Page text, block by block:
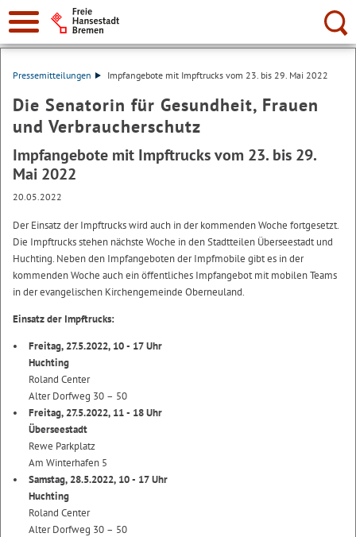
Suche:
Pressemitteilungen Impfangebote mit Impftrucks vom 23. bis 29. Mai 2022
Die Senatorin für Gesundheit, Frauen
und Verbraucherschutz
Impfangebote mit Impftrucks vom 23. bis 29.
Mai 2022
20.05.2022
Der Einsatz der Impftrucks wird auch in der kommenden Woche fortgesetzt.
Die Impftrucks stehen nächste Woche in den Stadtteilen Überseestadt und
Huchting. Neben den Impfangeboten der Impfmobile gibt es in der
kommenden Woche auch ein öffentliches Impfangebot mit mobilen Teams
in der evangelischen Kirchengemeinde Oberneuland.
Einsatz der Impftrucks:
Freitag, 27.5.2022, 10 - 17 Uhr
Huchting
Roland Center
Alter Dorfweg 30 – 50
Freitag, 27.5.2022, 11 - 18 Uhr
Überseestadt
Rewe Parkplatz
Am Winterhafen 5
Samstag, 28.5.2022, 10 - 17 Uhr
Huchting
Roland Center
Alter Dorfweg 30 – 50